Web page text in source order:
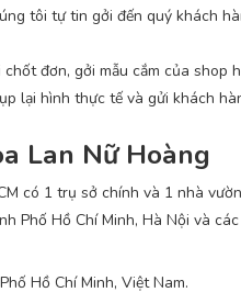
tôi tự tin gởi đến quý khách
đơn, gởi mẫu cắm của shop
lại hình thực tế và gửi khách
Lan Nữ Hoàng
có 1 trụ sở chính và 1 nhà
Phố Hồ Chí Minh, Hà Nội và
Hồ Chí Minh, Việt Nam.